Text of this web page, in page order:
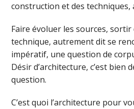
construction et des techniques,
Faire évoluer les sources, sortir
technique, autrement dit se
impératif, une question de
Désir d’architecture, c’est bien
question.
C’est quoi l’architecture pour